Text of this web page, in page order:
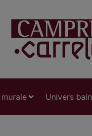
Univers bain